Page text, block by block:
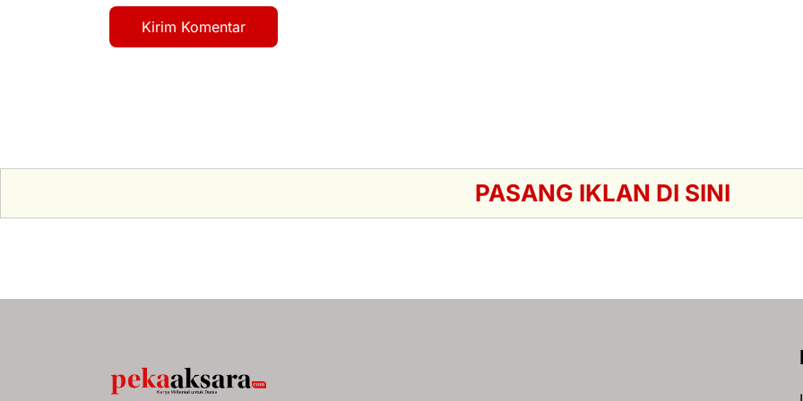
PASANG IKLAN DI SINI